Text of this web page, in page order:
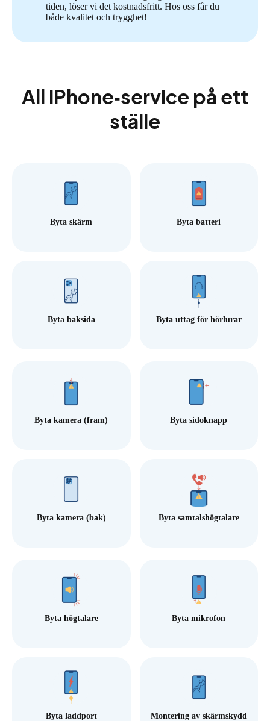
tiden, löser vi det kostnadsfritt. Hos oss får du
både kvalitet och trygghet!
All iPhone‑service på ett
ställe
Byta skärm Byta batteri
Byta baksida Byta uttag för hörlurar
Byta kamera (fram) Byta sidoknapp
Byta kamera (bak) Byta samtalshögtalare
Byta högtalare Byta mikrofon
Byta laddport Montering av skärmskydd